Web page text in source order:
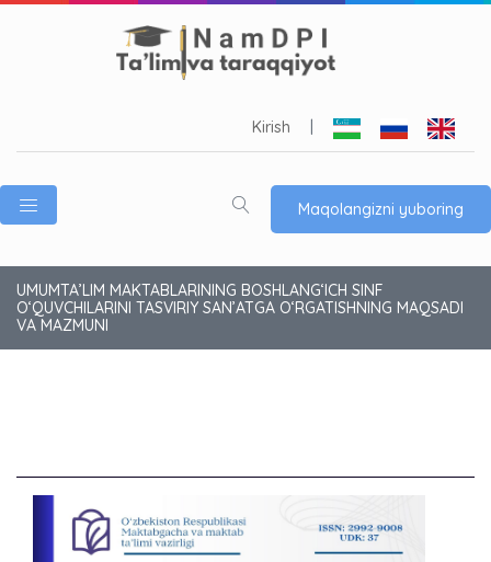
Kirish
Maqolangizni yuboring
UMUMTA’LIM MAKTABLARINING BOSHLANG‘ICH SINF
O‘QUVCHILARINI TASVIRIY SAN’ATGA O‘RGATISHNING MAQSADI
VA MAZMUNI